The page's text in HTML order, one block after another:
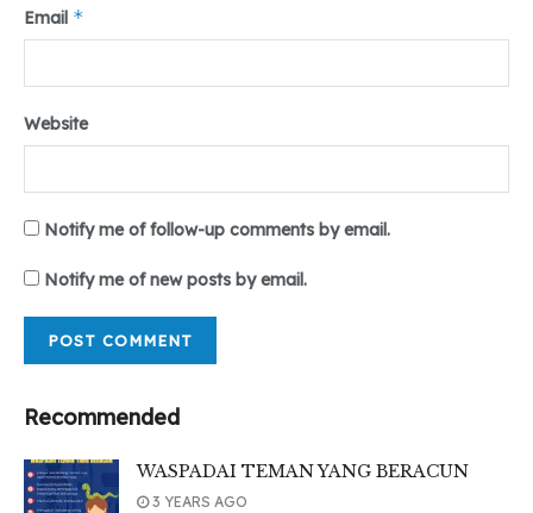
Email *
Website
Notify me of follow-up comments by email.
Notify me of new posts by email.
Recommended
WASPADAI TEMAN YANG BERACUN
3 YEARS AGO